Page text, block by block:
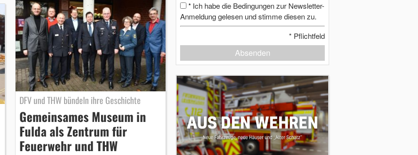
DFV und THW bündeln ihre Geschichte
Gemeinsames Museum in
Fulda als Zentrum für
Feuerwehr und THW
* Ich habe die Bedingungen zur Newsletter-
Anmeldung gelesen und stimme diesen zu.
* Pflichtfeld
Absenden